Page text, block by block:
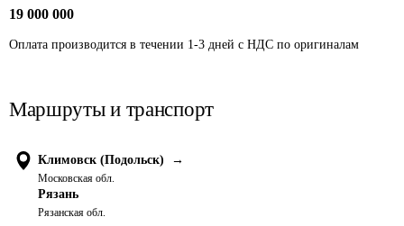
19 000 000
Оплата производится в течении 1-3 дней с НДС по оригиналам
Маршруты и транспорт
Климовск (Подольск) →
Московская обл.
Рязань
Рязанская обл.